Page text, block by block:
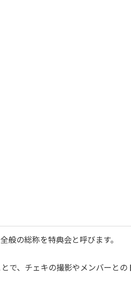
の総称を特典会と呼びます。
で、チェキの撮影やメンバーとの